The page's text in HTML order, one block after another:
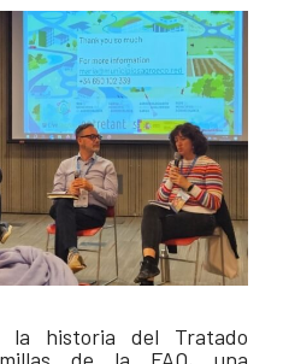
historia del Tratado